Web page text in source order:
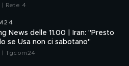
Rete 4
News delle 11.00 | Iran: "Presto
se Usa non ci sabotano"
Tgcom24